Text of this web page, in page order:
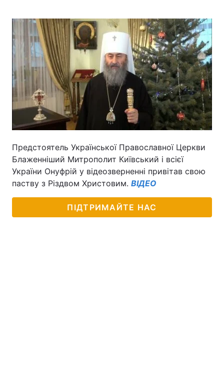
Предстоятель Української Православної Церкви
Блаженніший Митрополит Київський і всієї
України Онуфрій у відеозверненні привітав свою
паству з Різдвом Христовим. ВІДЕО
ПІДТРИМАЙТЕ НАС